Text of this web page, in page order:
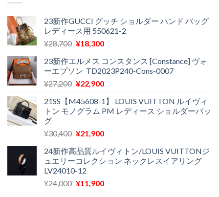
23新作GUCCI グッチ ショルダー ハンド バッグ
レディース用 550621-2
¥28,700 元
価
格
は
で
し
¥18,300現
の
価
格
¥18,300
で
23新作エルメス コンスタンス [Constance] ヴォ
ーエプソン TD2023P240-Cons-0007
¥27,200 元
価
格
¥27,200
し
た。
¥22,900現
の
価
は
で
す。
21SS【M45608-1】 LOUIS VUITTON ルイヴィ
トン モノグラム PM レディース ショルダーバッ
グ
¥30,400 元
価
格
は
¥30,400
¥21,900現
の
価
は
24新作高品質ルイヴィトン/LOUIS VUITTONジ
ュエリーコレクション ネックレスイアリング
LV24010-12
¥24,000 元
¥11,900現